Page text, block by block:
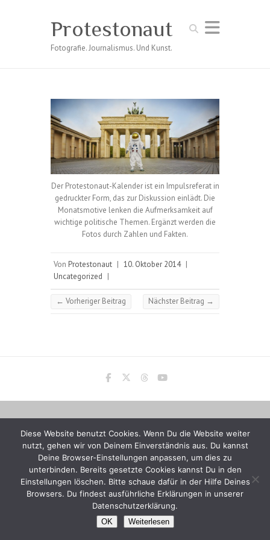
Suchen
Protestonaut
Fotografie. Journalismus. Und Kunst.
Der Protestonaut-Kalender ist ein Impulsreferat in
gedruckter Form, das zur Diskussion einlädt. Die
Monatsmotive lenken die Aufmerksamkeit auf
wichtige politische Themen. Ergänzt werden die
Fotos durch Zahlen und Fakten.
Von Protestonaut | 10. Oktober 2014 |
Uncategorized |
← Vorheriger Beitrag Nächster Beitrag →
Diese Website benutzt Cookies. Wenn Du die Website weiter
nutzt, gehen wir von Deinem Einverständnis aus. Du kannst
Deine Browser-Einstellungen anpassen, um dies zu
unterbinden. Bereits gesetzte Cookies kannst Du in den
Einstellungen löschen. Bitte schaue dafür in der Hilfe Deines
Browsers. Du findest ausführliche Erklärungen in unserer
Datenschutzerklärung.
OK Weiterlesen